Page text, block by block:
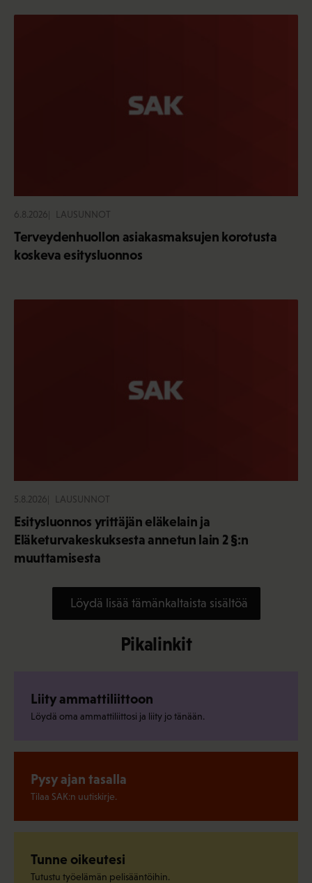
6.8.2026 LAUSUNNOT
Terveydenhuollon asiakasmaksujen korotusta
koskeva esitysluonnos
5.8.2026 LAUSUNNOT
Esitysluonnos yrittäjän eläkelain ja
Eläketurvakeskuksesta annetun lain 2 §:n
muuttamisesta
Löydä lisää tämänkaltaista sisältöä
Pikalinkit
Liity ammattiliittoon
Löydä oma ammattiliittosi ja liity jo tänään.
Pysy ajan tasalla
Tilaa SAK:n uutiskirje.
Tunne oikeutesi
Tutustu työelämän pelisääntöihin.